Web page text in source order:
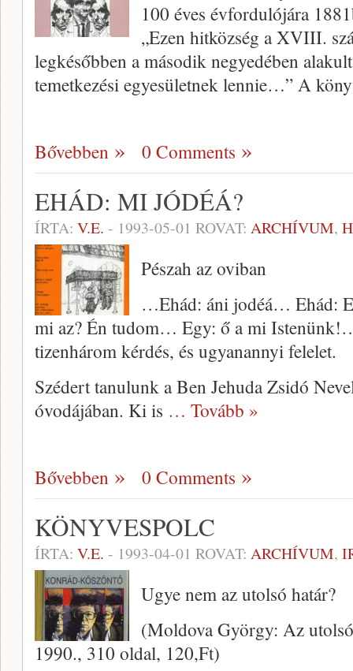
100 éves évfordulójára
„Ezen hitközség a XVIII.
legkésőbben a második negyedében
temetkezési egyesületnek lennie…” A
Bővebben 0 Comments
EHÁD: MI JÓDÉÁ?
ÍRTA: V.E. - 1993-05-01 ROVAT: ARCHÍVUM,
Pészah az oviban
…Ehád: áni jodéá… Ehád:
mi az? Én tudom… Egy: ő a mi
tizenhárom kérdés, és ugyanannyi felelet.
Szédert tanulunk a Ben Jehuda Zsidó
óvodájában. Ki is … Tovább »
Bővebben 0 Comments
KÖNYVESPOLC
ÍRTA: V.E. - 1993-04-01 ROVAT: ARCHÍVUM,
Ugye nem az utolsó határ?
(Moldova György: Az
1990., 310 oldal, 120,Ft)